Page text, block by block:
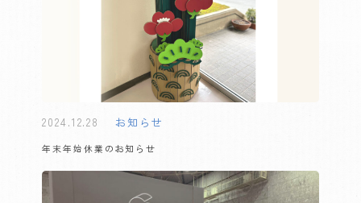
2024.12.28 お知らせ
年末年始休業のお知らせ